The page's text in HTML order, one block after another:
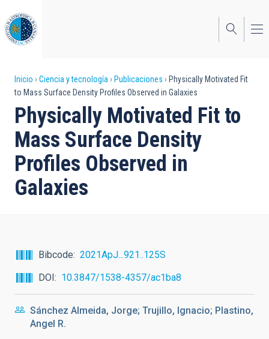
al
contenido
principal
Sobrescribir
enlaces
de
ayuda
a
la
Inicio Ciencia y tecnología Publicaciones
Physically Motivated Fit
to Mass Surface Density Profiles Observed in Galaxies
Physically Motivated Fit to
Mass Surface Density
Profiles Observed in
Galaxies
Bibcode
2021ApJ...921..125S
DOI
10.3847/1538-4357/ac1ba8
Sánchez Almeida, Jorge; Trujillo, Ignacio; Plastino,
Angel R.